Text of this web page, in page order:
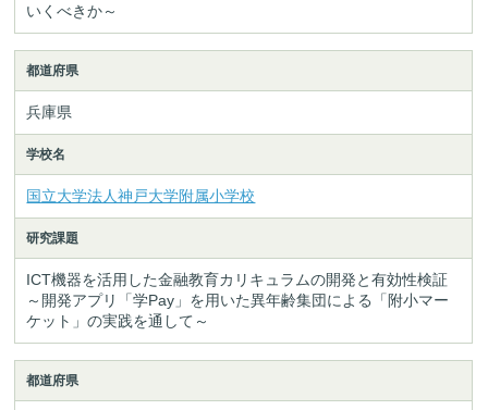
いくべきか～
都道府県
兵庫県
学校名
国立大学法人神戸大学附属小学校
研究課題
ICT機器を活用した金融教育カリキュラムの開発と有効性検証
～開発アプリ「学Pay」を用いた異年齢集団による「附小マー
ケット」の実践を通して～
都道府県